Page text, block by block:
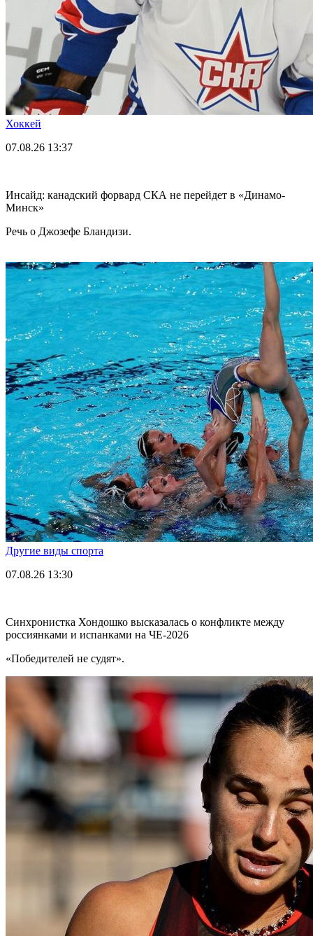
Хоккей
07.08.26 13:37
Инсайд: канадский форвард СКА не перейдет в «Динамо-
Минск»
Речь о Джозефе Бландизи.
Другие виды спорта
07.08.26 13:30
Синхронистка Хондошко высказалась о конфликте между
россиянками и испанками на ЧЕ-2026
«Победителей не судят».